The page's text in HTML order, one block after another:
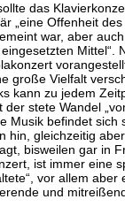
das
„eine Offenheit
war, aber
Mittel“.
große Vielfalt
kann zu jedem
der stete Wandel
Musik befindet
hin, gleichzeitig
bisweilen gar in
ist immer eine
vor allem aber
und